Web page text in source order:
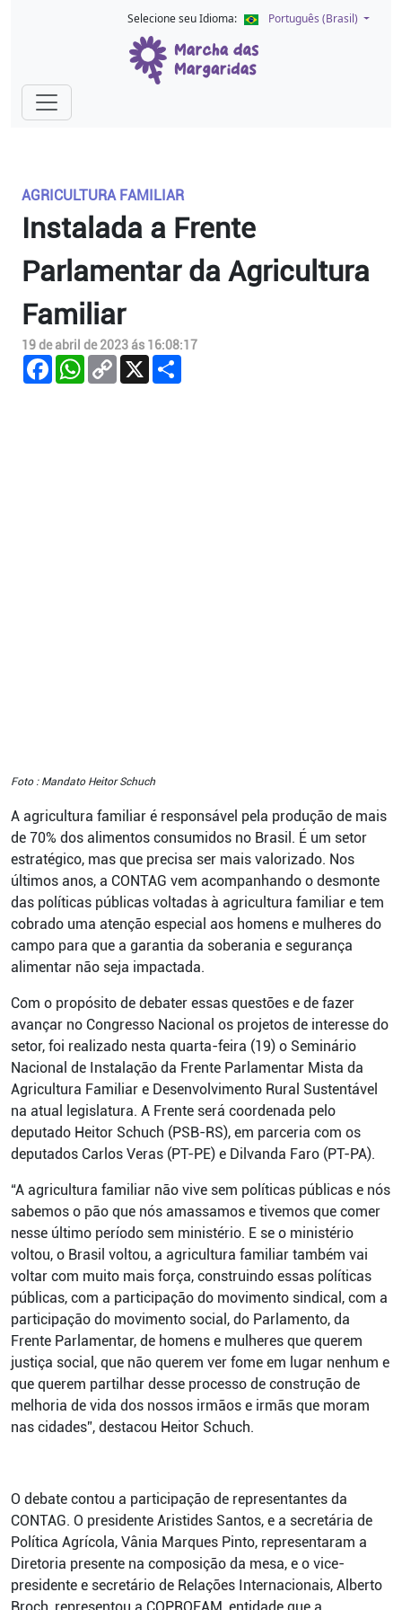
Selecione seu Idioma: Português (Brasil)
AGRICULTURA FAMILIAR
Instalada a Frente
Parlamentar da Agricultura
Familiar
19 de abril de 2023 ás 16:08:17
FacebookWhatsApp
Copy
Link
X
Foto : Mandato Heitor Schuch
A agricultura familiar é responsável pela produção de mais
de 70% dos alimentos consumidos no Brasil. É um setor
estratégico, mas que precisa ser mais valorizado. Nos
últimos anos, a CONTAG vem acompanhando o desmonte
das políticas públicas voltadas à agricultura familiar e tem
cobrado uma atenção especial aos homens e mulheres do
campo para que a garantia da soberania e segurança
alimentar não seja impactada.
Com o propósito de debater essas questões e de fazer
avançar no Congresso Nacional os projetos de interesse do
setor, foi realizado nesta quarta-feira (19) o Seminário
Nacional de Instalação da Frente Parlamentar Mista da
Agricultura Familiar e Desenvolvimento Rural Sustentável
na atual legislatura. A Frente será coordenada pelo
deputado Heitor Schuch (PSB-RS), em parceria com os
deputados Carlos Veras (PT-PE) e Dilvanda Faro (PT-PA).
“A agricultura familiar não vive sem políticas públicas e nós
sabemos o pão que nós amassamos e tivemos que comer
nesse último período sem ministério. E se o ministério
voltou, o Brasil voltou, a agricultura familiar também vai
voltar com muito mais força, construindo essas políticas
públicas, com a participação do movimento sindical, com a
participação do movimento social, do Parlamento, da
Frente Parlamentar, de homens e mulheres que querem
justiça social, que não querem ver fome em lugar nenhum e
que querem partilhar desse processo de construção de
melhoria de vida dos nossos irmãos e irmãs que moram
nas cidades”, destacou Heitor Schuch.
O debate contou a participação de representantes da
CONTAG. O presidente Aristides Santos, e a secretária de
Política Agrícola, Vânia Marques Pinto, representaram a
Diretoria presente na composição da mesa, e o vice-
presidente e secretário de Relações Internacionais, Alberto